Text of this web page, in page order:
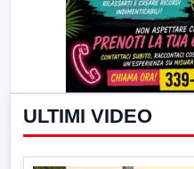
ULTIMI VIDEO